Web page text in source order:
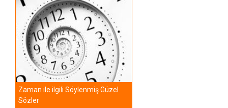
Zaman ile ilgili Söylenmiş Güzel
Sözler